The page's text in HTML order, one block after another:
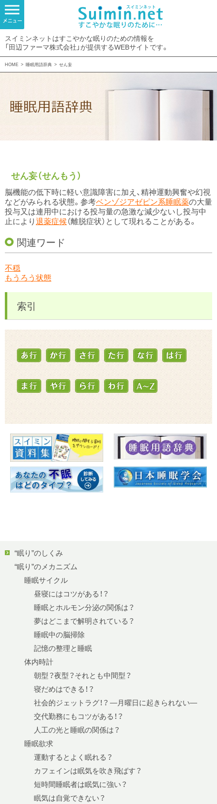
スイミンネットはすこやかな眠りのための情報を
「田辺ファーマ株式会社」が提供するWEBサイトです。
HOME > 睡眠用語辞典 > せん妄
せん妄（せんもう）
脳機能の低下時に軽い意識障害に加え、精神運動興奮や幻視
などがみられる状態。参考ベンゾジアゼピン系睡眠薬の大量
投与又は連用中における投与量の急激な減少ないし投与中
止により退薬症候（離脱症状）として現れることがある。
関連ワード
不穏
もうろう状態
索引
“眠り”のしくみ
“眠り”のメカニズム
睡眠サイクル
昼寝にはコツがある！？
睡眠とホルモン分泌の関係は？
夢はどこまで解明されている？
睡眠中の脳掃除
記憶の整理と睡眠
体内時計
朝型？夜型？それとも中間型？
寝だめはできる！？
社会的ジェットラグ！？ —月曜日に起きられない—
交代勤務にもコツがある！？
人工の光と睡眠の関係は？
睡眠欲求
運動するとよく眠れる？
カフェインは眠気を吹き飛ばす？
短時間睡眠者は眠気に強い？
眠気は自覚できない？